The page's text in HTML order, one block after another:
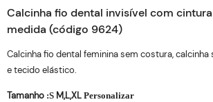
Calcinha fio dental invisível com
medida (código 9624)
Calcinha fio dental feminina sem costura,
e tecido elástico.
Tamanho :S M,L,XL Personalizar